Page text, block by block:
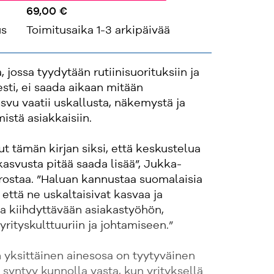
69,00 €
Toimitusaika 1-3 arkipäivää
jossa tyydytään rutiinisuorituksiin ja
ei saada aikaan mitään
vaatii uskallusta, näkemystä ja
asiakkaisiin.
tämän kirjan siksi, että keskustelua
pitää saada lisää”, Jukka-
”Haluan kannustaa suomalaisia
ne uskaltaisivat kasvaa ja
kiihdyttävään asiakastyöhön,
ja johtamiseen.”
yksittäinen ainesosa on tyytyväinen
syntyy kunnolla vasta, kun yrityksellä